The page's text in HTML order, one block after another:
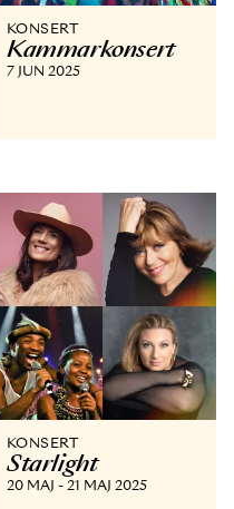
KONSERT
Kammar­konsert
7 JUN 2025
KONSERT
Starlight
20 MAJ - 21 MAJ 2025